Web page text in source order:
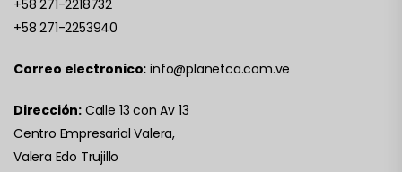
+58 271-2218732
+58 271-2253940
Correo electronico: info@planetca.com.ve
Dirección: Calle 13 con Av 13
Centro Empresarial Valera,
Valera Edo Trujillo